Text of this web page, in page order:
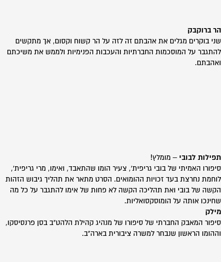
הר ברוקבק
שני בוקרים מגלים את אהבתם זה לזה על הר קשוח וקסום, אך מתקשים
להתגבר על המוסכמות החברתיות והעכבות הפנימיות ולממש את משיכתם
ואהבתם.
תפילות לבובי – מומלץ!
סיפורו האמיתי של בובי גריפית', צעיר הומו שהתאבד, ואימו, מרי גריפית',
לוחמת נחרצת בעד זכויות ההומואים. הסרט מתאר את תהליך גיבוש הזהות
הקשה של בובי ואת תהליכה הקשה לא פחות של אימו להתגבר על כל מה
שחינכו אותה על הומוסקסואליות.
מילק
סיפור המאבק החברתי של סיפורו של מנהיג קהילת הלהט"ב בסן פרנסיסקו,
וההומו הראשון שנבחר למשרה ציבורית בארה"ב.